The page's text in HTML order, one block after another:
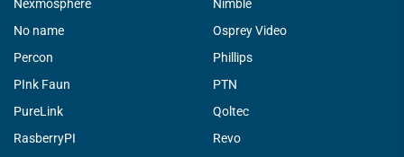
Nexmosphere
Nimble
No name
Osprey Video
Percon
Phillips
PInk Faun
PTN
PureLink
Qoltec
RasberryPI
Revo